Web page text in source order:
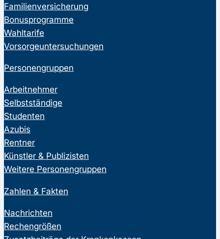
Familienversicherung
Bonusprogramme
Wahltarife
Vorsorgeuntersuchungen
Personengruppen
Arbeitnehmer
Selbstständige
Studenten
Azubis
Rentner
Künstler & Publizisten
Weitere Personengruppen
Zahlen & Fakten
Nachrichten
Rechengrößen